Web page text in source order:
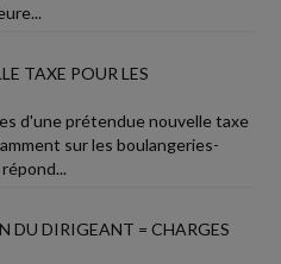
TAXE POUR LES
d'une prétendue nouvelle taxe
sur les boulangeries-
DU DIRIGEANT = CHARGES